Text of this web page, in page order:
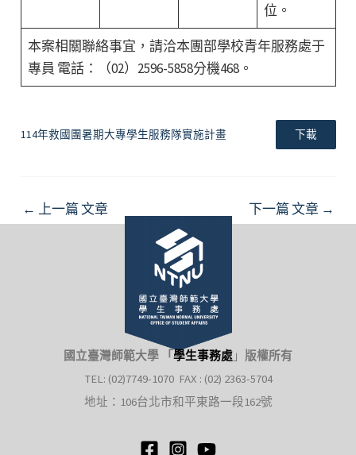
位。
本案相關聯絡事宜，請洽本團部學校青年服務處于
專員 電話：（02）2596-5858分機468。
114年救國團暑期大專學生服務隊實施計畫 下載
Post
navigation
← 上一篇 文章 下一篇 文章 →
國立臺灣師範大學 「 學生事務處 」 版權所有
TEL: (02)7749-1070 FAX : (02) 2363-5704
地址：106台北市和平東路一段162號